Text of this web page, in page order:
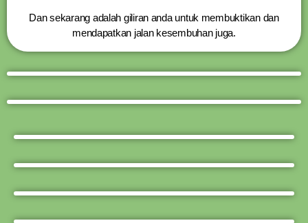
Dan sekarang adalah giliran anda untuk membuktikan dan
mendapatkan jalan kesembuhan juga.